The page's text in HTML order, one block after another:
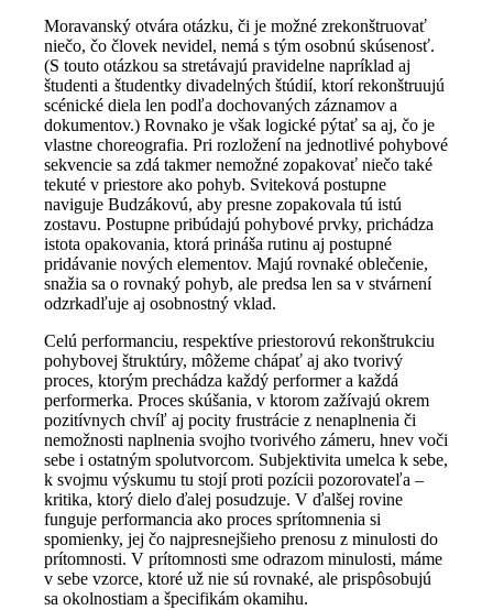
Moravanský otvára otázku, či je možné zrekonštruovať
niečo, čo človek nevidel, nemá s tým osobnú skúsenosť.
(S touto otázkou sa stretávajú pravidelne napríklad aj
študenti a študentky divadelných štúdií, ktorí rekonštruujú
scénické diela len podľa dochovaných záznamov a
dokumentov.) Rovnako je však logické pýtať sa aj, čo je
vlastne choreografia. Pri rozložení na jednotlivé pohybové
sekvencie sa zdá takmer nemožné zopakovať niečo také
tekuté v priestore ako pohyb. Sviteková postupne
naviguje Budzákovú, aby presne zopakovala tú istú
zostavu. Postupne pribúdajú pohybové prvky, prichádza
istota opakovania, ktorá prináša rutinu aj postupné
pridávanie nových elementov. Majú rovnaké oblečenie,
snažia sa o rovnaký pohyb, ale predsa len sa v stvárnení
odzrkadľuje aj osobnostný vklad.
Celú performanciu, respektíve priestorovú rekonštrukciu
pohybovej štruktúry, môžeme chápať aj ako tvorivý
proces, ktorým prechádza každý performer a každá
performerka. Proces skúšania, v ktorom zažívajú okrem
pozitívnych chvíľ aj pocity frustrácie z nenaplnenia či
nemožnosti naplnenia svojho tvorivého zámeru, hnev voči
sebe i ostatným spolutvorcom. Subjektivita umelca k sebe,
k svojmu výskumu tu stojí proti pozícii pozorovateľa –
kritika, ktorý dielo ďalej posudzuje. V ďalšej rovine
funguje performancia ako proces sprítomnenia si
spomienky, jej čo najpresnejšieho prenosu z minulosti do
prítomnosti. V prítomnosti sme odrazom minulosti, máme
v sebe vzorce, ktoré už nie sú rovnaké, ale prispôsobujú
sa okolnostiam a špecifikám okamihu.